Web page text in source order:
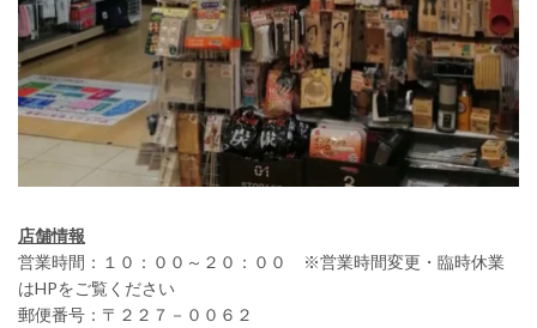
店舗情報
営業時間：１０：００～２０：００ ※営業時間変更・臨時休業
はHPをご覧ください
郵便番号：〒２２７－００６２